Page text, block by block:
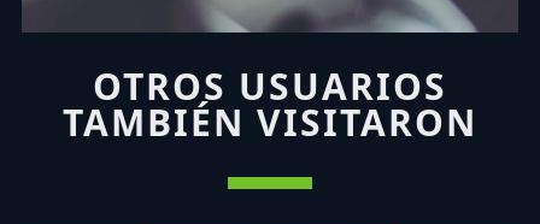
OTROS USUARIOS
TAMBIÉN VISITARON